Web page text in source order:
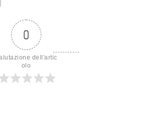
0
dell'artic
olo